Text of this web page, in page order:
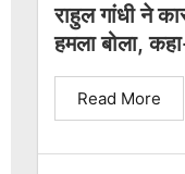
राहुल गांधी ने
हमला बोला,
Read More